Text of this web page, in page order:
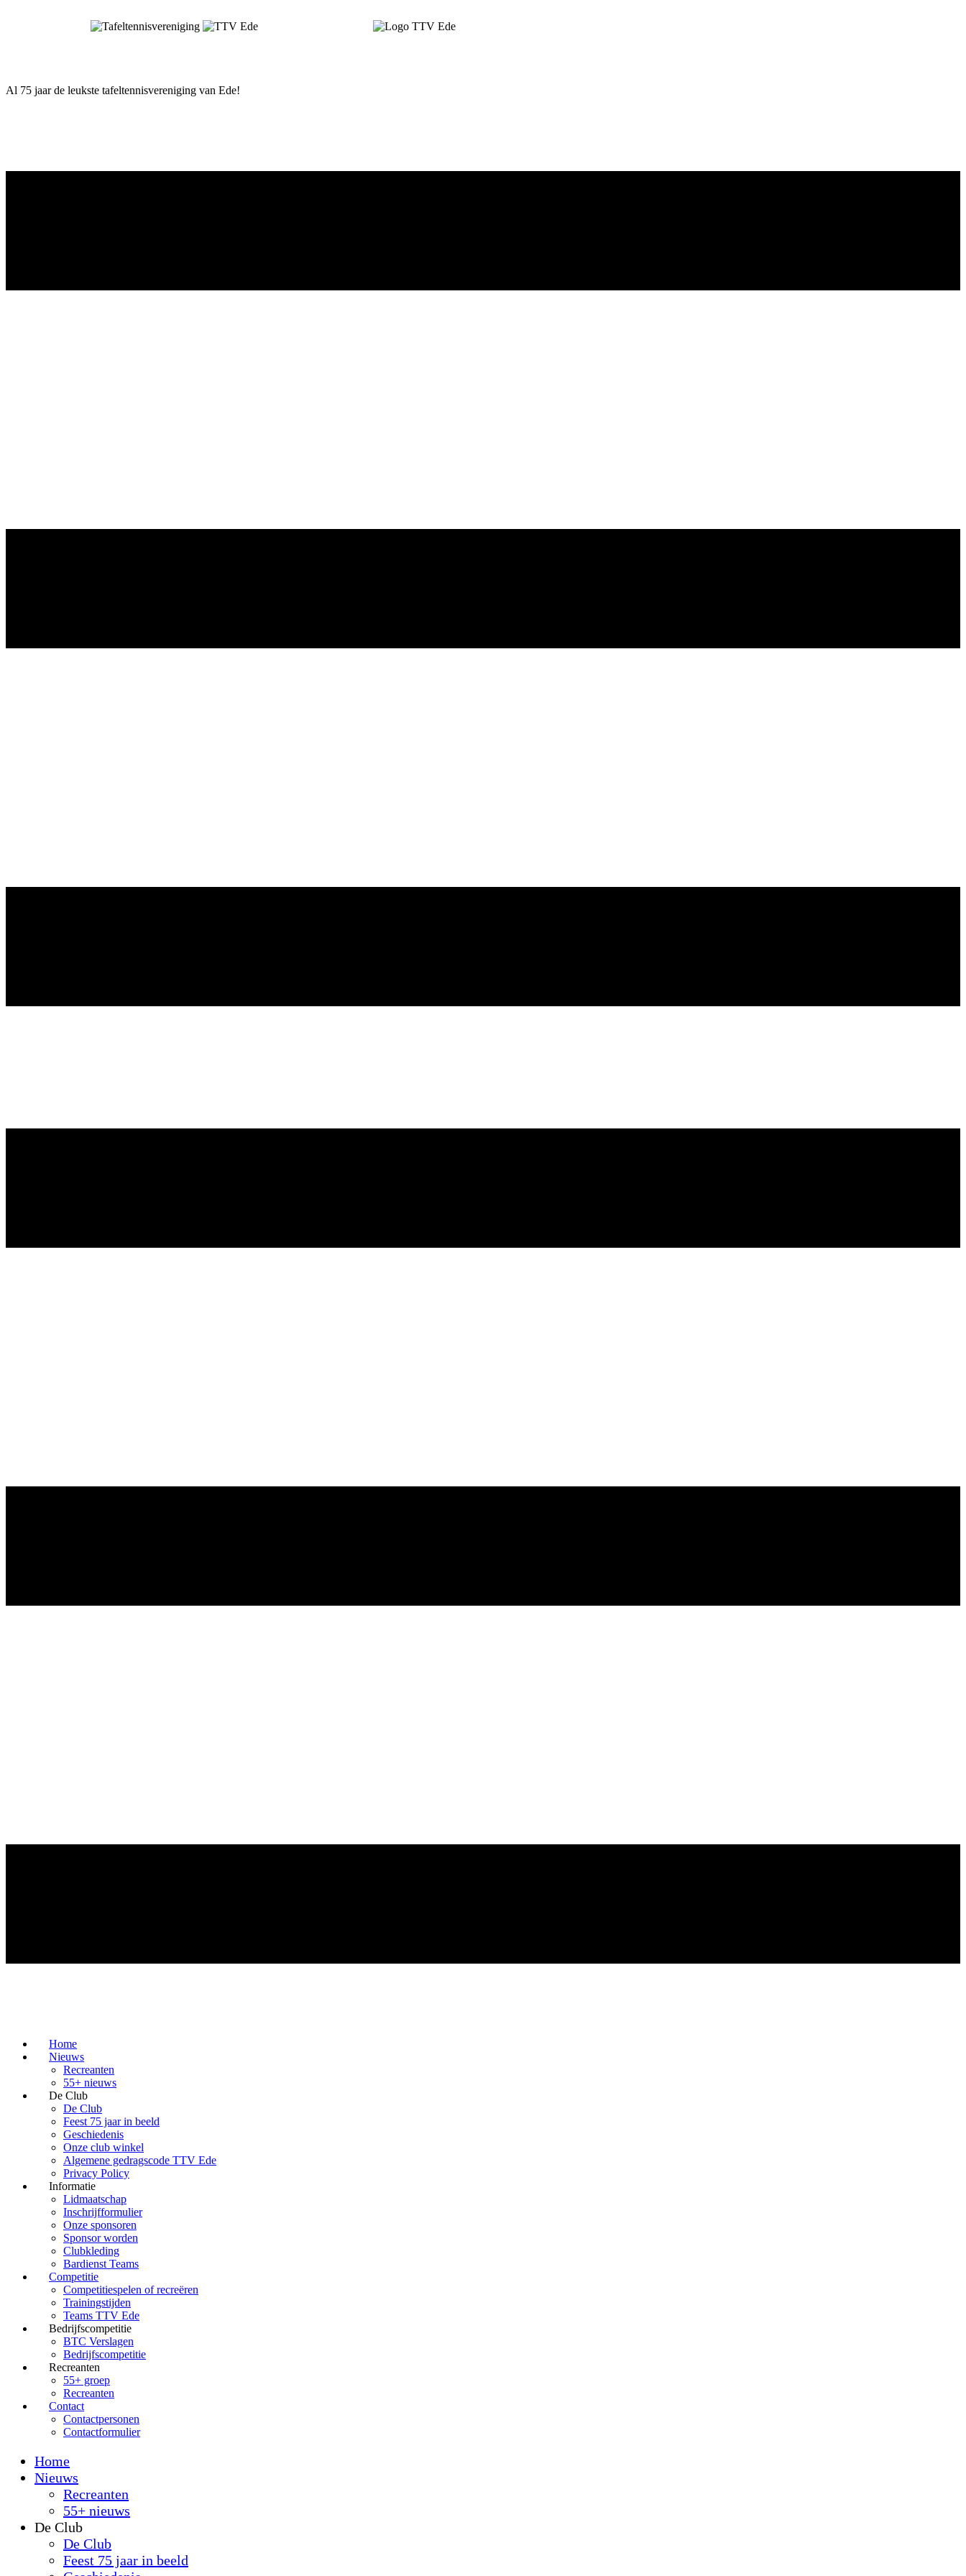
Al 75 jaar de leukste tafeltennisvereniging van Ede!
Home
Nieuws
Recreanten
55+ nieuws
De Club
De Club
Feest 75 jaar in beeld
Geschiedenis
Onze club winkel
Algemene gedragscode TTV Ede
Privacy Policy
Informatie
Lidmaatschap
Inschrijfformulier
Onze sponsoren
Sponsor worden
Clubkleding
Bardienst Teams
Competitie
Competitiespelen of recreëren
Trainingstijden
Teams TTV Ede
Bedrijfscompetitie
BTC Verslagen
Bedrijfscompetitie
Recreanten
55+ groep
Recreanten
Contact
Contactpersonen
Contactformulier
Home
Nieuws
Recreanten
55+ nieuws
De Club
De Club
Feest 75 jaar in beeld